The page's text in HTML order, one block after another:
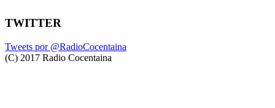
TWITTER
Tweets por @RadioCocentaina
(C) 2017 Radio Cocentaina